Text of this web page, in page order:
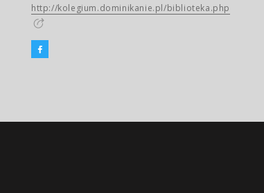
http://kolegium.dominikanie.pl/biblioteka.php